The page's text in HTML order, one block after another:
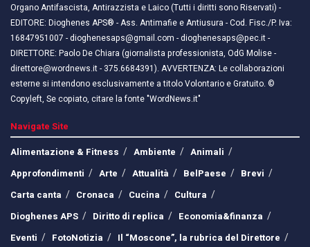
Organo Antifascista, Antirazzista e Laico (Tutti i diritti sono Riservati) -
EDITORE: Dioghenes APS® - Ass. Antimafie e Antiusura - Cod. Fisc./P. Iva:
16847951007 - dioghenesaps@gmail.com - dioghenesaps@pec.it - ​​
DIRETTORE: Paolo De Chiara (giornalista professionista, OdG Molise -
direttore@wordnews.it - ​​375.6684391). AVVERTENZA: Le collaborazioni
esterne si intendono esclusivamente a titolo Volontario e Gratuito. ©
Copyleft, Se copiato, citare la fonte "WordNews.it"
Navigate Site
Alimentazione & Fitness
Ambiente
Animali
Approfondimenti
Arte Attualità BelPaese
Brevi
Carta canta
Cronaca Cucina
Cultura
Dioghenes APS
Diritto di replica
Economia&finanza
Eventi
FotoNotizia
Il “Moscone”, la rubrica del Direttore